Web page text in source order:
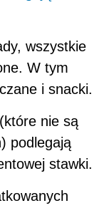
wszystkie
W tym
i snacki.
nie są
podlegają
stawki.